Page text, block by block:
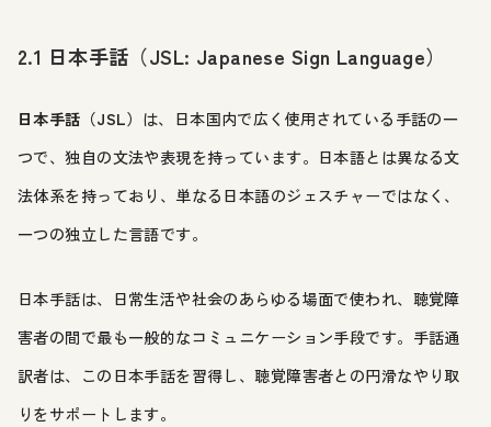
2.1 日本手話（JSL: Japanese Sign Language）
日本手話（JSL） は、日本国内で広く使用されている手話の一
つで、独自の文法や表現を持っています。日本語とは異なる文
法体系を持っており、単なる日本語のジェスチャーではなく、
一つの独立した言語です。
日本手話は、日常生活や社会のあらゆる場面で使われ、聴覚障
害者の間で最も一般的なコミュニケーション手段です。手話通
訳者は、この日本手話を習得し、聴覚障害者との円滑なやり取
りをサポートします。